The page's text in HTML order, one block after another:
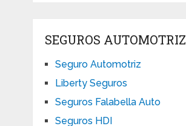
SEGUROS AUTOMOTRIZ
Seguro Automotriz
Liberty Seguros
Seguros Falabella Auto
Seguros HDI